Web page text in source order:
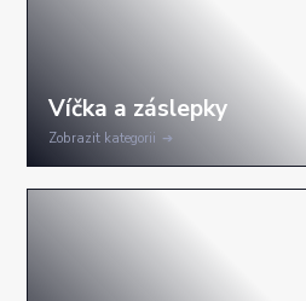
Zobrazit kategorii